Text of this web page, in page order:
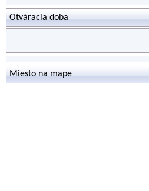
Otváracia doba
Miesto na mape